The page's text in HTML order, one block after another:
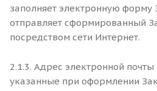
заполняет электронную форму
отправляет сформированный
посредством сети Интернет.
2.1.3. Адрес электронной
указанные при оформлении